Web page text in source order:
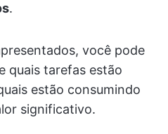
.
você pode
quais tarefas estão
estão consumindo
significativo.